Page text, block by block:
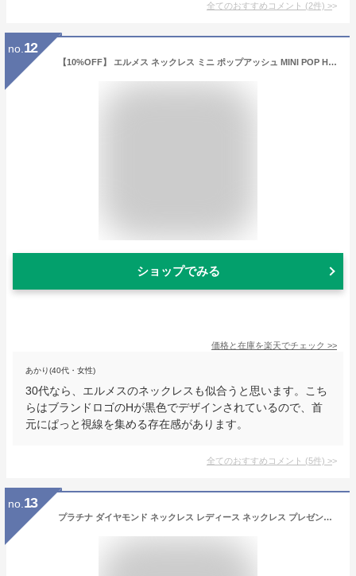
全てのおすすめコメント (2件) >
no. 12
【10%OFF】 エルメス ネックレス ミニ ポップアッシュ MINI POP H Hロゴ ペンダント ブラック 黒 ラッカー HERMES レディース アクセサリー Hペンダント Hネックレス シンプル チェーン 小さい ブランド プレゼント
ショップでみる
価格と在庫を楽天でチェック >>
あかり(40代・女性)
30代なら、エルメスのネックレスも似合うと思います。こち
らはブランドロゴのHが黒色でデザインされているので、首
元にぱっと視線を集める存在感があります。
全てのおすすめコメント (5件) >
no. 13
プラチナ ダイヤモンド ネックレス レディース ネックレス プレゼント 妻 母 30代 40代 50代 ギフト プレゼント クリスマス